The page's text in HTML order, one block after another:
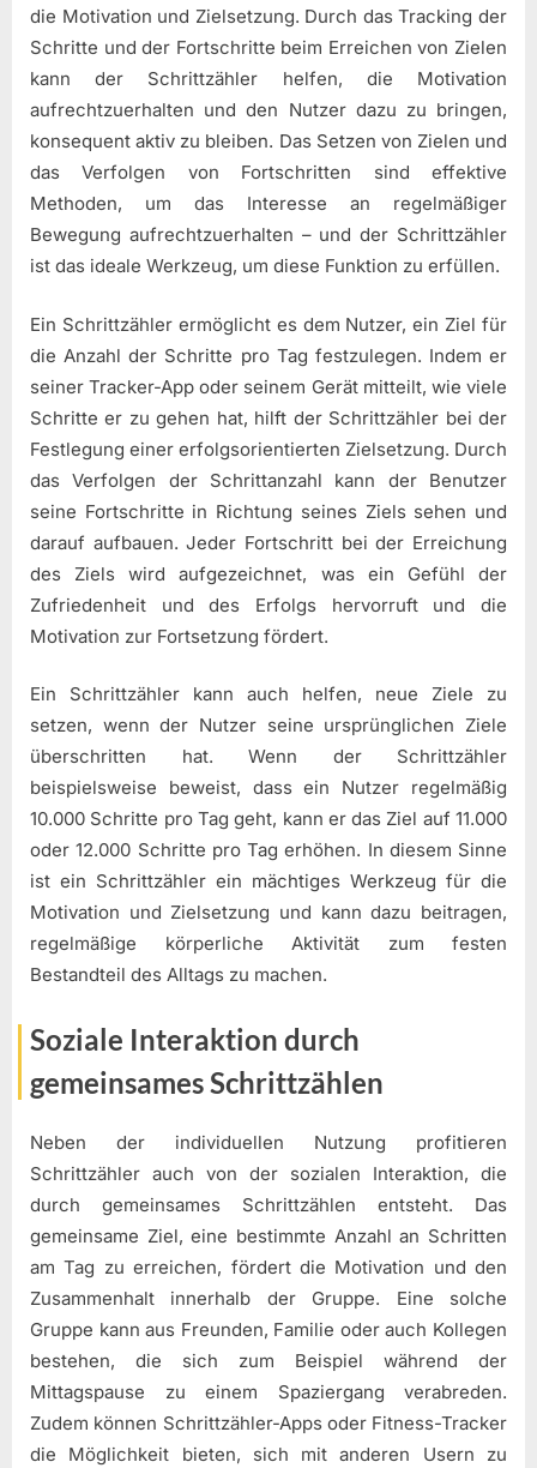
die Motivation und Zielsetzung. Durch das Tracking der
Schritte und der Fortschritte beim Erreichen von Zielen
kann der Schrittzähler helfen, die Motivation
aufrechtzuerhalten und den Nutzer dazu zu bringen,
konsequent aktiv zu bleiben. Das Setzen von Zielen und
das Verfolgen von Fortschritten sind effektive
Methoden, um das Interesse an regelmäßiger
Bewegung aufrechtzuerhalten – und der Schrittzähler
ist das ideale Werkzeug, um diese Funktion zu erfüllen.
Ein Schrittzähler ermöglicht es dem Nutzer, ein Ziel für
die Anzahl der Schritte pro Tag festzulegen. Indem er
seiner Tracker-App oder seinem Gerät mitteilt, wie viele
Schritte er zu gehen hat, hilft der Schrittzähler bei der
Festlegung einer erfolgsorientierten Zielsetzung. Durch
das Verfolgen der Schrittanzahl kann der Benutzer
seine Fortschritte in Richtung seines Ziels sehen und
darauf aufbauen. Jeder Fortschritt bei der Erreichung
des Ziels wird aufgezeichnet, was ein Gefühl der
Zufriedenheit und des Erfolgs hervorruft und die
Motivation zur Fortsetzung fördert.
Ein Schrittzähler kann auch helfen, neue Ziele zu
setzen, wenn der Nutzer seine ursprünglichen Ziele
überschritten hat. Wenn der Schrittzähler
beispielsweise beweist, dass ein Nutzer regelmäßig
10.000 Schritte pro Tag geht, kann er das Ziel auf 11.000
oder 12.000 Schritte pro Tag erhöhen. In diesem Sinne
ist ein Schrittzähler ein mächtiges Werkzeug für die
Motivation und Zielsetzung und kann dazu beitragen,
regelmäßige körperliche Aktivität zum festen
Bestandteil des Alltags zu machen.
Soziale Interaktion durch
gemeinsames Schrittzählen
Neben der individuellen Nutzung profitieren
Schrittzähler auch von der sozialen Interaktion, die
durch gemeinsames Schrittzählen entsteht. Das
gemeinsame Ziel, eine bestimmte Anzahl an Schritten
am Tag zu erreichen, fördert die Motivation und den
Zusammenhalt innerhalb der Gruppe. Eine solche
Gruppe kann aus Freunden, Familie oder auch Kollegen
bestehen, die sich zum Beispiel während der
Mittagspause zu einem Spaziergang verabreden.
Zudem können Schrittzähler-Apps oder Fitness-Tracker
die Möglichkeit bieten, sich mit anderen Usern zu